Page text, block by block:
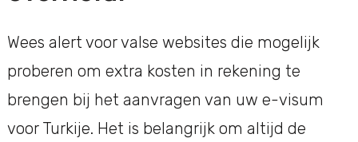
Wees alert voor valse websites die mogelijk
proberen om extra kosten in rekening te
brengen bij het aanvragen van uw e-visum
voor Turkije. Het is belangrijk om altijd de